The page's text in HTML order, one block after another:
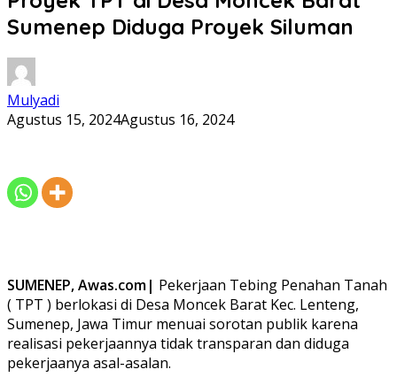
Sumenep Diduga Proyek Siluman
Mulyadi
Agustus 15, 2024Agustus 16, 2024
SUMENEP, Awas.com| Pekerjaan Tebing Penahan Tanah
( TPT ) berlokasi di Desa Moncek Barat Kec. Lenteng,
Sumenep, Jawa Timur menuai sorotan publik karena
realisasi pekerjaannya tidak transparan dan diduga
pekerjaanya asal-asalan.